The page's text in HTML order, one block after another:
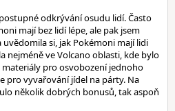
odkrývání osudu lidí. Často
mají bez lidí lépe, ale pak jsem
si, jak Pokémoni mají lidi
nejméně ve Volcano oblasti, kde bylo
pro osvobození jednoho
pro vyvařování jídel na párty. Na
několik dobrých bonusů, tak aspoň